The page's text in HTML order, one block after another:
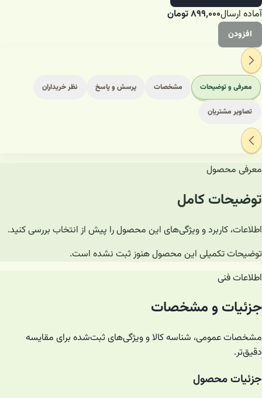
آماده ارسال۸۹۹٬۰۰۰تومان
افزودن
معرفی و توضیحات مشخصات پرسش و پاسخ نظر خریداران
تصاویر مشتریان
معرفی محصول
توضیحات کامل
اطلاعات، کاربرد و ویژگی‌های این محصول را پیش از انتخاب بررسی کنید.
توضیحات تکمیلی این محصول هنوز ثبت نشده است.
اطلاعات فنی
جزئیات و مشخصات
مشخصات عمومی، شناسه کالا و ویژگی‌های ثبت‌شده برای مقایسه
دقیق‌تر.
جزئیات محصول